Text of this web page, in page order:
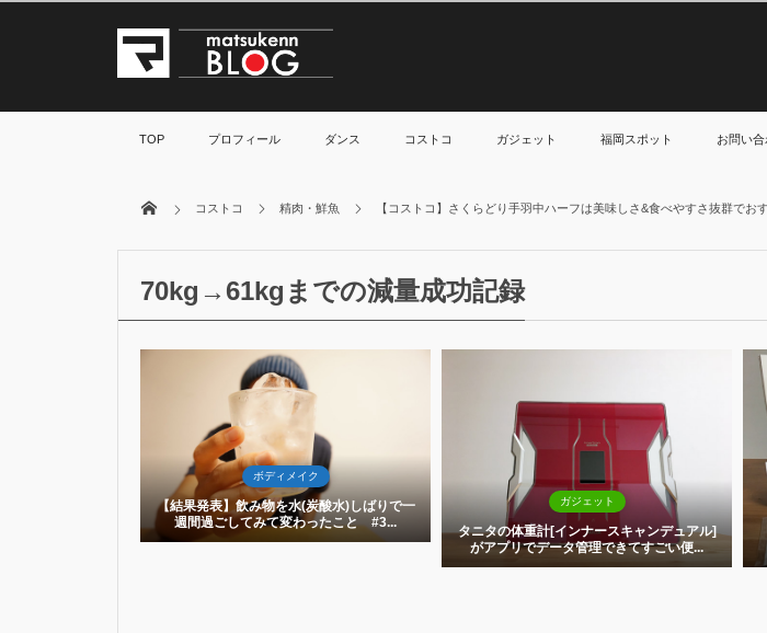
TOP プロフィール ダンス コストコ ガジェット 福岡スポット お問い
コストコ 精肉・鮮魚 【コストコ】さくらどり手羽中ハーフは美味しさ&食べやすさ抜群でお
70kg→61kgまでの減量成功記録
14 May
ガジェット
タニタの体重計[インナースキャンデュアル]
がアプリでデータ管理できてすごい便...
3May
ボディメイク
【減量】ライザップスタイル開始1週間後の
体重変化と実践して気づいたこと